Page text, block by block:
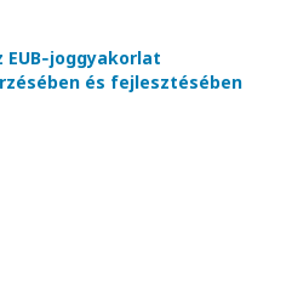
és fejlesztésében